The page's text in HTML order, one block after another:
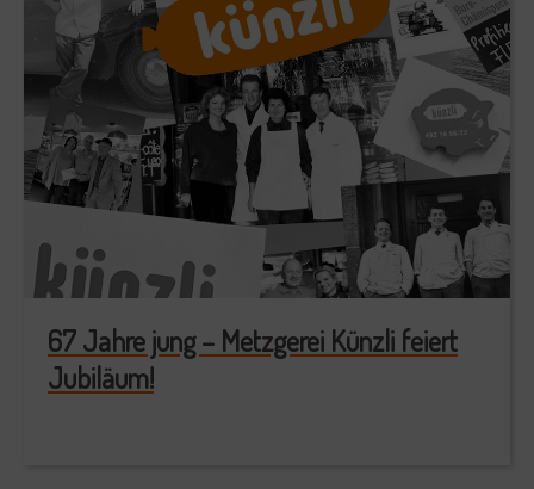
67 Jahre jung – Metzgerei Künzli feiert
Jubiläum!